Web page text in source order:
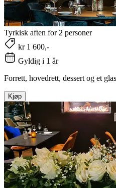
Tyrkisk aften for 2 personer
kr 1 600,-
Gyldig i 1 år
Forrett, hovedrett, dessert og et
Kjøp